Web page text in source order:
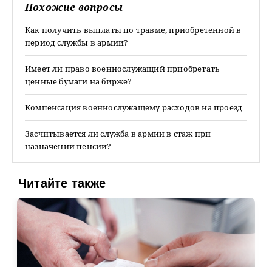
Похожие вопросы
Как получить выплаты по травме, приобретенной в
период службы в армии?
Имеет ли право военнослужащий приобретать
ценные бумаги на бирже?
Компенсация военнослужащему расходов на проезд
Засчитывается ли служба в армии в стаж при
назначении пенсии?
Читайте также